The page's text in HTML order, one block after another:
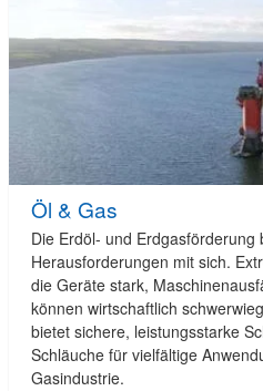
Öl & Gas
Die Erdöl- und Erdgasförderung
Herausforderungen mit sich.
die Geräte stark,
können wirtschaftlich
bietet sichere, leistungsstarke
Schläuche für vielfältige
Gasindustrie.